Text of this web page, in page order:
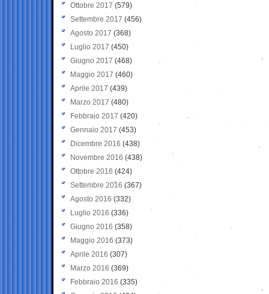
Ottobre 2017 (579)
Settembre 2017 (456)
Agosto 2017 (368)
Luglio 2017 (450)
Giugno 2017 (468)
Maggio 2017 (460)
Aprile 2017 (439)
Marzo 2017 (480)
Febbraio 2017 (420)
Gennaio 2017 (453)
Dicembre 2016 (438)
Novembre 2016 (438)
Ottobre 2016 (424)
Settembre 2016 (367)
Agosto 2016 (332)
Luglio 2016 (336)
Giugno 2016 (358)
Maggio 2016 (373)
Aprile 2016 (307)
Marzo 2016 (369)
Febbraio 2016 (335)